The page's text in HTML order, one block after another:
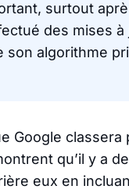
surtout
des mises à
son algorithme
Google classera
qu’il y a
eux en